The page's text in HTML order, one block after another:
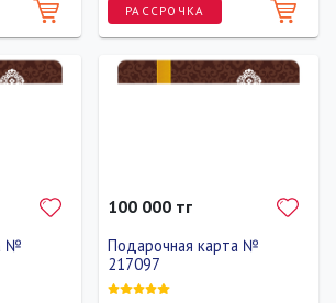
РАССРОЧКА
№
100 000 тг
Подарочная карта №
217097